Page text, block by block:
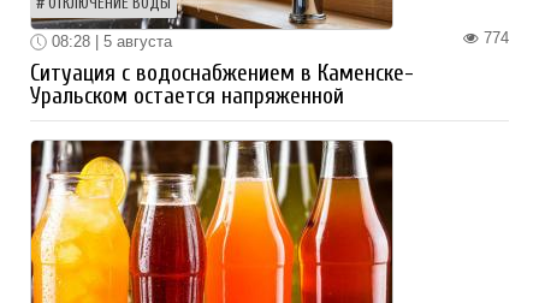
774
08:28 | 5 августа
Ситуация с водоснабжением в Каменске-
Уральском остается напряженной